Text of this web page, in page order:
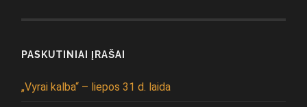
PASKUTINIAI ĮRAŠAI
„Vyrai kalba“ – liepos 31 d. laida